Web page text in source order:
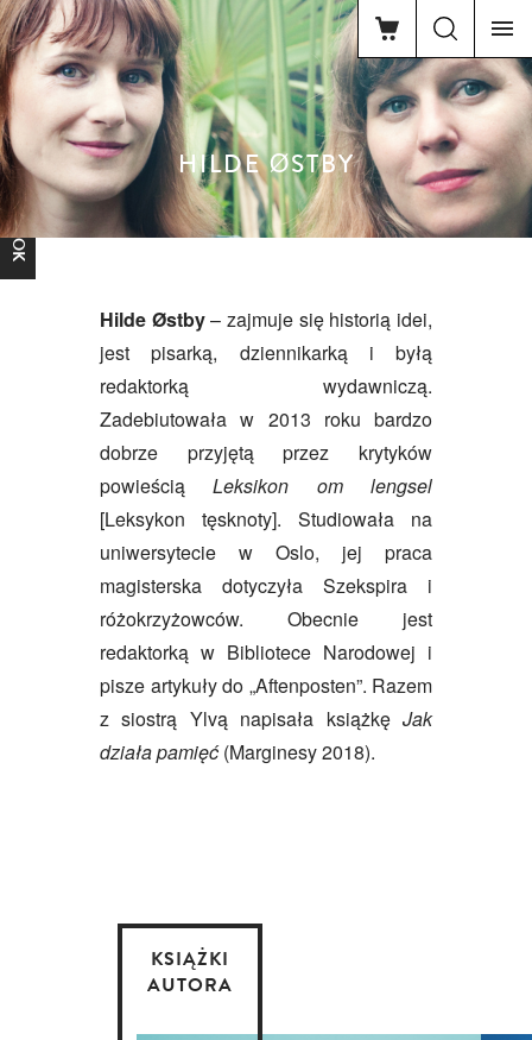
HILDE ØSTBY
FACEBOOK
Hilde Østby– zajmuje się historią idei,
jest pisarką, dziennikarką i byłą
redaktorką wydawniczą.
Zadebiutowała w 2013 roku bardzo
dobrze przyjętą przez krytyków
powieściąLeksikon om lengsel
[Leksykon tęsknoty]. Studiowała na
uniwersytecie w Oslo, jej praca
magisterska dotyczyła Szekspira i
różokrzyżowców. Obecnie jest
redaktorką w Bibliotece Narodowej i
pisze artykuły do „Aftenposten”. Razem
z siostrą Ylvą napisała książkę Jak
działa pamięć(Marginesy 2018).
KSIĄŻKI
AUTORA